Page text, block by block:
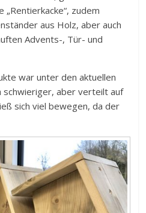
„Rentierkacke“, zudem
aus Holz, aber auch
Advents-, Tür- und
war unter den aktuellen
schwieriger, aber verteilt auf
sich viel bewegen, da der